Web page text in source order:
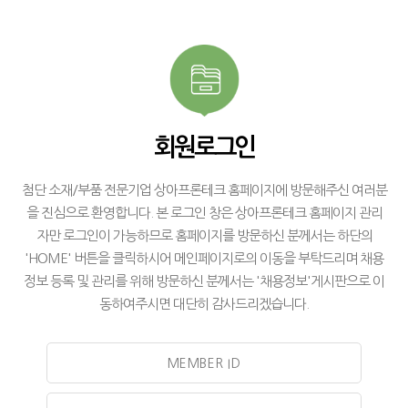
회원로그인
첨단 소재/부품 전문기업 상아프론테크 홈페이지에 방문해주신 여러분
을 진심으로 환영합니다. 본 로그인 창은 상아프론테크 홈페이지 관리
자만 로그인이 가능하므로 홈페이지를 방문하신 분께서는 하단의
'HOME' 버튼을 클릭하시어 메인페이지로의 이동을 부탁드리며 채용
정보 등록 및 관리를 위해 방문하신 분께서는 '채용정보'게시판으로 이
동하여주시면 대단히 감사드리겠습니다.